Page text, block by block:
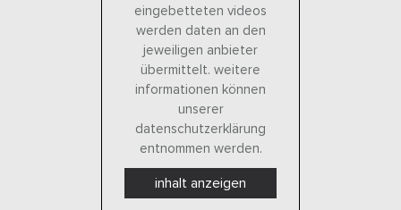
eingebetteten videos
werden daten an den
jeweiligen anbieter
übermittelt. weitere
informationen können
unserer
datenschutzerklärung
entnommen werden.
inhalt anzeigen